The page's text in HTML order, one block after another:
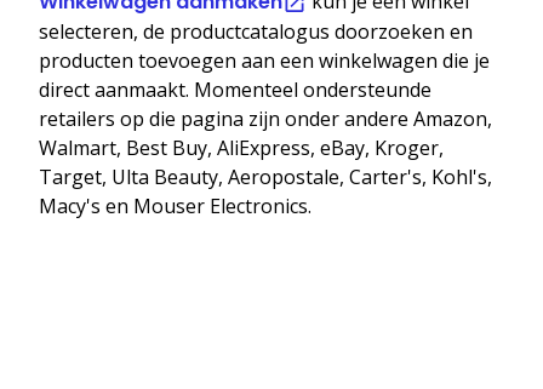
selecteren, de productcatalogus doorzoeken en
producten toevoegen aan een winkelwagen die je
direct aanmaakt. Momenteel ondersteunde
retailers op die pagina zijn onder andere Amazon,
Walmart, Best Buy, AliExpress, eBay, Kroger,
Target, Ulta Beauty, Aeropostale, Carter's, Kohl's,
Macy's en Mouser Electronics.